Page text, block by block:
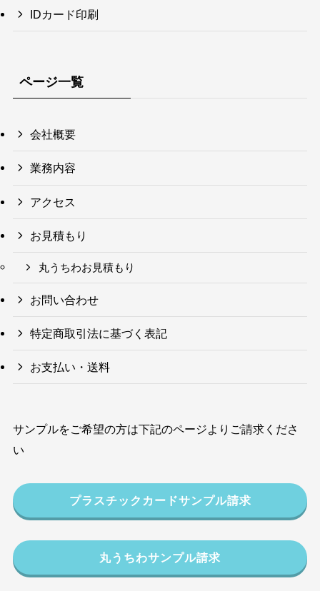
IDカード印刷
ページ一覧
会社概要
業務内容
アクセス
お見積もり
丸うちわお見積もり
お問い合わせ
特定商取引法に基づく表記
お支払い・送料
サンプルをご希望の方は下記のページよりご請求くださ
い
プラスチックカードサンプル請求
丸うちわサンプル請求